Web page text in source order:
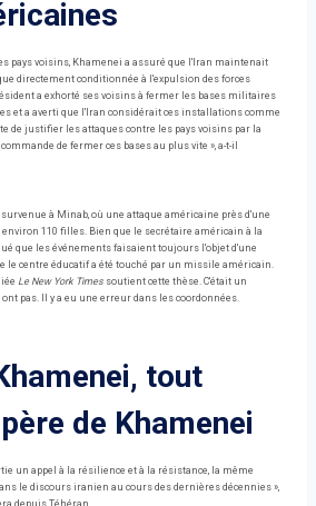
pays voisins, Khamenei a assuré que l'Iran maintenait
directement conditionnée à l'expulsion des forces
a exhorté ses voisins à fermer les bases militaires
et a averti que l'Iran considérait ces installations comme
de justifier les attaques contre les pays voisins par la
de fermer ces bases au plus vite », a-t-il
à Minab, où une attaque américaine près d'une
environ 110 filles. Bien que le secrétaire américain à la
que les événements faisaient toujours l'objet d'une
le centre éducatif a été touché par un missile américain.
Le New York Times soutient cette thèse. C'était un
pas. Il y a eu une erreur dans les coordonnées.
tout
de Khamenei
un appel à la résilience et à la résistance, la même
le discours iranien au cours des dernières décennies »,